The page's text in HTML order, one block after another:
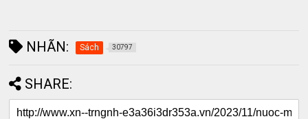
NHÃN: Sách 30797
SHARE: